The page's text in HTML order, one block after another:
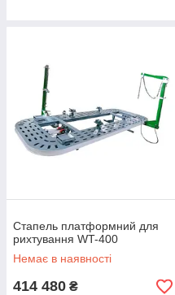
Стапель платформний для
рихтування WT-400
Немає в наявності
414 480 ₴